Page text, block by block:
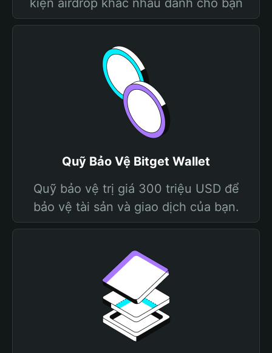
kiện airdrop khác nhau dành cho bạn
Quỹ Bảo Vệ Bitget Wallet
Quỹ bảo vệ trị giá 300 triệu USD để
bảo vệ tài sản và giao dịch của bạn.